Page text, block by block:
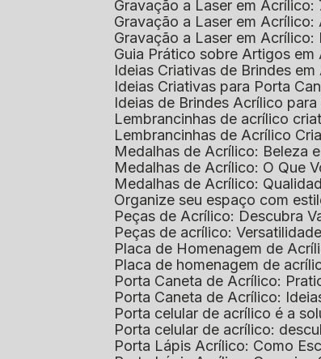
Gravação a Laser em
Gravação a Laser em
Gravação a Laser em
Guia Prático sobre Artigos
Ideias Criativas de Brindes
Ideias Criativas para Porta
Ideias de Brindes Acrílico
Lembrancinhas de acrílico
Lembrancinhas de Acrílico
Medalhas de Acrílico: Beleza
Medalhas de Acrílico: O Que
Medalhas de Acrílico:
Organize seu espaço com
Peças de Acrílico: Descubra
Peças de acrílico:
Placa de Homenagem de
Placa de homenagem de
Porta Caneta de Acrílico:
Porta Caneta de Acrílico:
Porta celular de acrílico é a
Porta celular de acrílico:
Porta Lápis Acrílico: Como